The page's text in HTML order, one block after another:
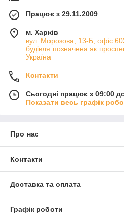
Працює з 29.11.2009
м. Харків
вул. Морозова, 13-Б, офіс
будівля позначена як
Україна
Контакти
Сьогодні працює з 09:00
Показати весь графік
Про нас
Контакти
Доставка та оплата
Графік роботи